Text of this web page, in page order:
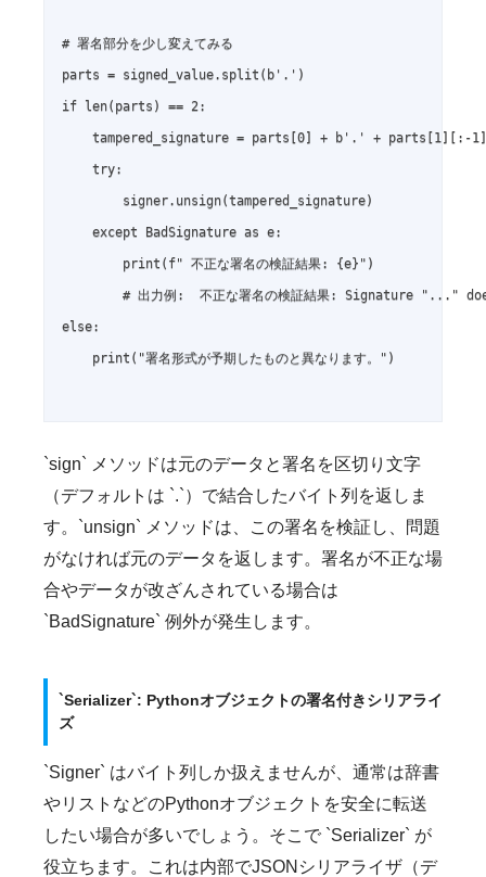
# 署名部分を少し変えてみる
parts = signed_value.split(b'.')
if len(parts) == 2:
tampered_signature = parts[0] + b'.' + parts[1][:-1]
    try:
        signer.unsign(tampered_signature)
    except BadSignature as e:
        print(f" 不正な署名の検証結果: {e}")
# 出力例:  不正な署名の検証結果: Signature "..."
else:
    print("署名形式が予期したものと異なります。")
`sign` メソッドは元のデータと署名を区切り文字
（デフォルトは `.`）で結合したバイト列を返しま
す。`unsign` メソッドは、この署名を検証し、問題
がなければ元のデータを返します。署名が不正な場
合やデータが改ざんされている場合は
`BadSignature` 例外が発生します。
`Serializer`: Pythonオブジェクトの署名付きシリアライ
ズ
`Signer` はバイト列しか扱えませんが、通常は辞書
やリストなどのPythonオブジェクトを安全に転送
したい場合が多いでしょう。そこで `Serializer` が
役立ちます。これは内部でJSONシリアライザ（デ